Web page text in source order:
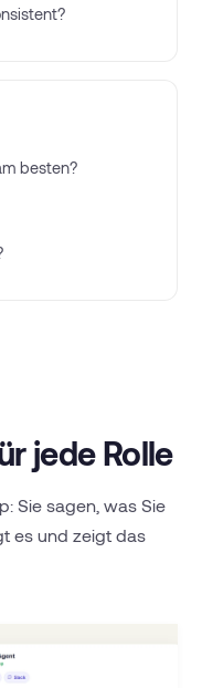
besten?
jede Rolle
Sie sagen, was Sie
es und zeigt das